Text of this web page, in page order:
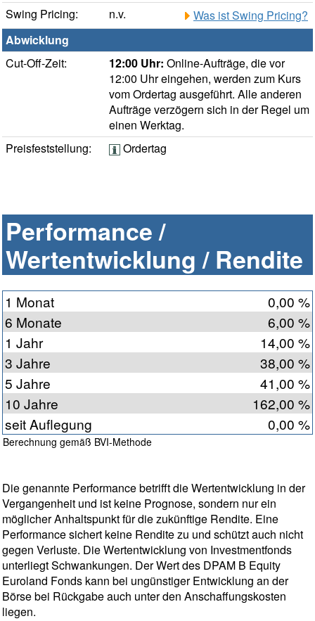
Swing Pricing:
n.v.
Was ist Swing Pricing?
Abwicklung
Cut-Off-Zeit:
12:00 Uhr: Online-Aufträge, die vor
12:00 Uhr eingehen, werden zum Kurs
vom Ordertag ausgeführt. Alle anderen
Aufträge verzögern sich in der Regel um
einen Werktag.
Preisfeststellung:
Ordertag
Performance /
Wertentwicklung / Rendite
1 Monat
0,00 %
6 Monate
6,00 %
1 Jahr
14,00 %
3 Jahre
38,00 %
5 Jahre
41,00 %
10 Jahre
162,00 %
seit Auflegung
0,00 %
Berechnung gemäß BVI-Methode
Die genannte Performance betrifft die Wertentwicklung in der
Vergangenheit und ist keine Prognose, sondern nur ein
möglicher Anhaltspunkt für die zukünftige Rendite. Eine
Performance sichert keine Rendite zu und schützt auch nicht
gegen Verluste. Die Wertentwicklung von Investmentfonds
unterliegt Schwankungen. Der Wert des DPAM B Equity
Euroland Fonds kann bei ungünstiger Entwicklung an der
Börse bei Rückgabe auch unter den Anschaffungskosten
liegen.